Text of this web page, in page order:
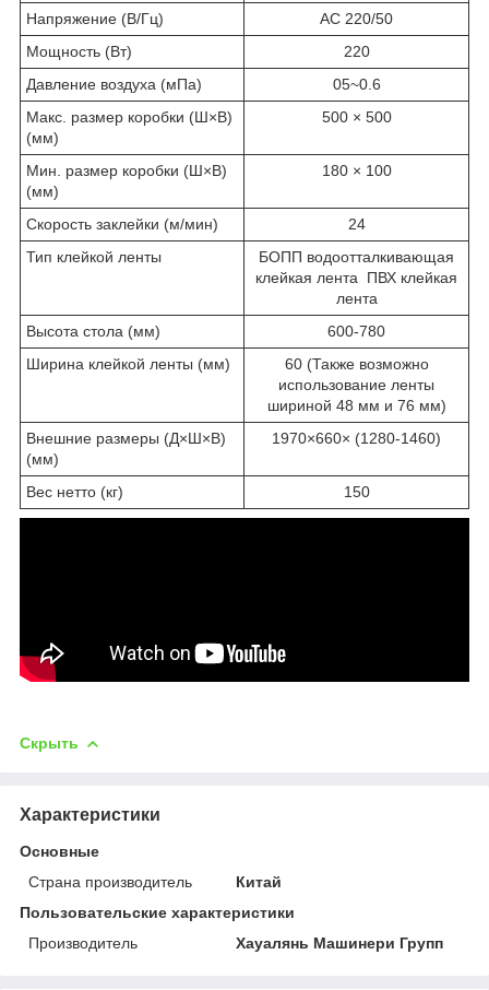
Напряжение (В/Гц)
AC 220/50
Мощность (Вт)
220
Давление воздуха (мПа)
05~0.6
Макс. размер коробки (Ш×В)
(мм)
500 × 500
Мин. размер коробки (Ш×В)
(мм)
180 × 100
Скорость заклейки (м/мин)
24
Тип клейкой ленты
БОПП водоотталкивающая
клейкая лента ПВХ клейкая
лента
Высота стола (мм)
600-780
Ширина клейкой ленты (мм) 60 (Также возможно
использование ленты
шириной 48 мм и 76 мм)
Внешние размеры (Д×Ш×В)
(мм)
1970×660× (1280-1460)
Вес нетто (кг) 150
Скрыть
Характеристики
Основные
Страна производитель
Китай
Пользовательские характеристики
Производитель
Хауалянь Машинери Групп